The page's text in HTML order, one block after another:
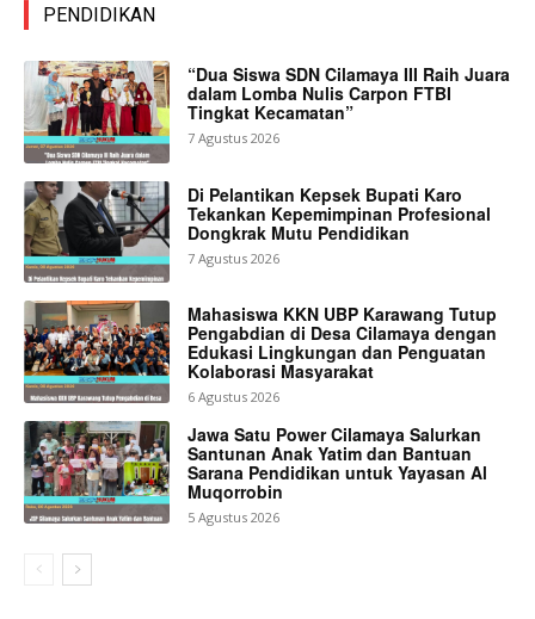
PENDIDIKAN
“Dua Siswa SDN Cilamaya III Raih Juara
dalam Lomba Nulis Carpon FTBI
Tingkat Kecamatan”
7 Agustus 2026
Di Pelantikan Kepsek Bupati Karo
Tekankan Kepemimpinan Profesional
Dongkrak Mutu Pendidikan
7 Agustus 2026
Mahasiswa KKN UBP Karawang Tutup
Pengabdian di Desa Cilamaya dengan
Edukasi Lingkungan dan Penguatan
Kolaborasi Masyarakat
6 Agustus 2026
Jawa Satu Power Cilamaya Salurkan
Santunan Anak Yatim dan Bantuan
Sarana Pendidikan untuk Yayasan Al
Muqorrobin
5 Agustus 2026